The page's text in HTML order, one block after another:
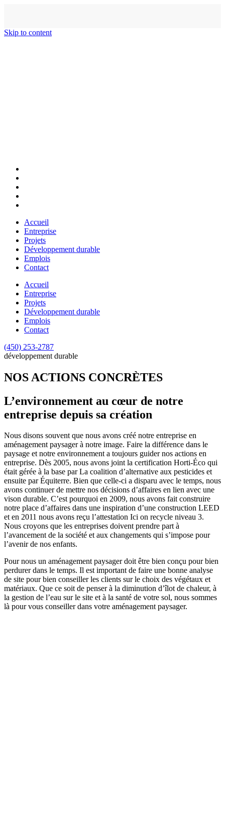
Skip to content
Accueil
Entreprise
Projets
Développement durable
Emplois
Contact
Accueil
Entreprise
Projets
Développement durable
Emplois
Contact
(450) 253-2787
développement durable
NOS ACTIONS CONCRÈTES
L’environnement au cœur de notre
entreprise depuis sa création
Nous disons souvent que nous avons créé notre entreprise en
aménagement paysager à notre image. Faire la différence dans le
paysage et notre environnement a toujours guider nos actions en
entreprise. Dès 2005, nous avons joint la certification Horti-Éco qui
était gérée à la base par La coalition d’alternative aux pesticides et
ensuite par Équiterre. Bien que celle-ci a disparu avec le temps, nous
avons continuer de mettre nos décisions d’affaires en lien avec une
vison durable. C’est pourquoi en 2009, nous avons fait construire
notre place d’affaires dans une inspiration d’une construction LEED
et en 2011 nous avons reçu l’attestation Ici on recycle niveau 3.
Nous croyons que les entreprises doivent prendre part à
l’avancement de la société et aux changements qui s’impose pour
l’avenir de nos enfants.
Pour nous un aménagement paysager doit être bien conçu pour bien
perdurer dans le temps. Il est important de faire une bonne analyse
de site pour bien conseiller les clients sur le choix des végétaux et
matériaux. Que ce soit de penser à la diminution d’îlot de chaleur, à
la gestion de l’eau sur le site et à la santé de votre sol, nous sommes
là pour vous conseiller dans votre aménagement paysager.